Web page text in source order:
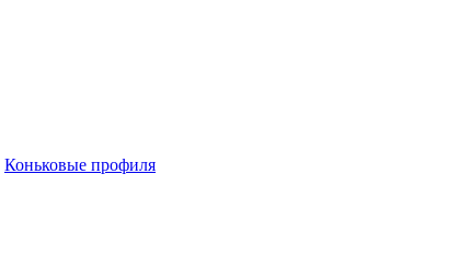
Коньковые профиля